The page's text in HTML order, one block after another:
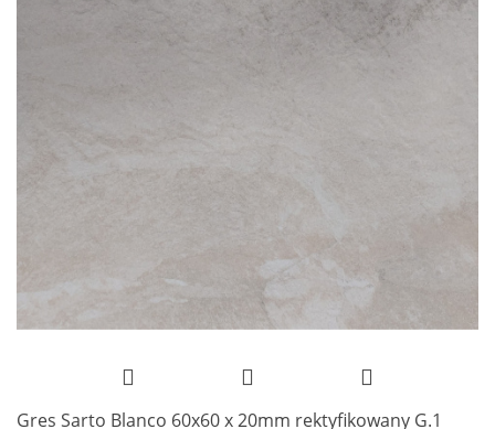
Gres Sarto Blanco 60x60 x 20mm rektyfikowany G.1